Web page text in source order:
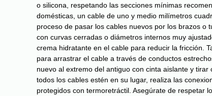
o silicona, respetando las secciones mínimas
domésticas, un cable de uno y medio milímetros
proceso de pasar los cables nuevos por los brazos
con curvas cerradas o diámetros internos muy
crema hidratante en el cable para reducir la fricción.
para arrastrar el cable a través de conductos
nuevo al extremo del antiguo con cinta aislante y
todos los cables estén en su lugar, realiza las
protegidos con termoretráctil. Asegúrate de respetar